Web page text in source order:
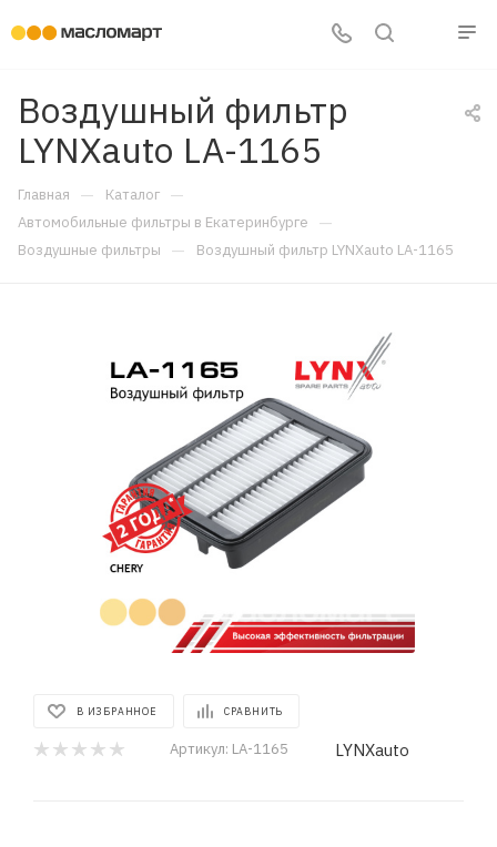
Воздушный фильтр
LYNXauto LA-1165
Главная — Каталог —
Автомобильные фильтры в Екатеринбурге —
Воздушные фильтры — Воздушный фильтр LYNXauto LA-1165
В ИЗБРАННОЕ СРАВНИТЬ
Артикул: LA-1165 LYNXauto